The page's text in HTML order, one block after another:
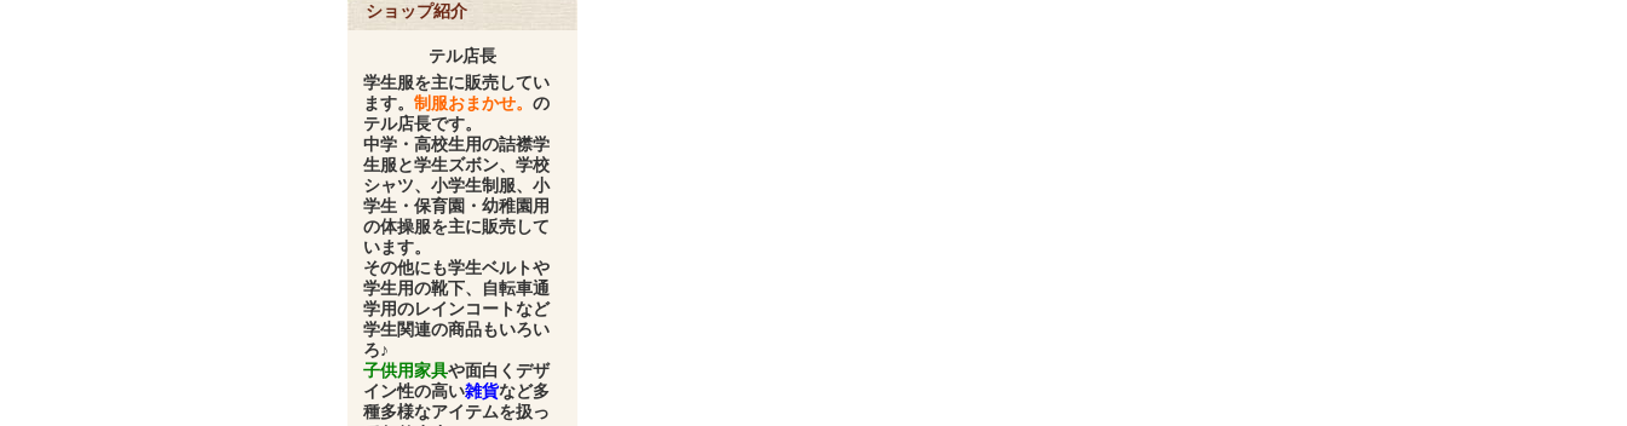
ショップ紹介
テル店長
学生服を主に販売してい
ます。 制服おまかせ。 の
テル店長です。
中学・高校生用の詰襟学
生服と学生ズボン、学校
シャツ、小学生制服、小
学生・保育園・幼稚園用
の体操服を主に販売して
います。
その他にも学生ベルトや
学生用の靴下、自転車通
学用のレインコートなど
学生関連の商品もいろい
ろ♪
子供用家具や面白くデザ
イン性の高い雑貨など多
種多様なアイテムを扱っ